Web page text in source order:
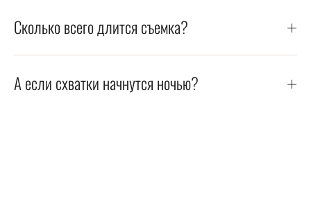
Сколько всего длится съемка?
А если схватки начнутся ночью?